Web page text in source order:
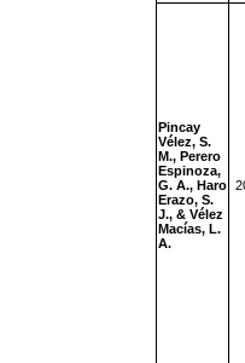
Pincay
Vélez, S.
M., Perero
Espinoza,
G. A., Haro
Erazo, S.
J., & Vélez
Macías, L.
A.